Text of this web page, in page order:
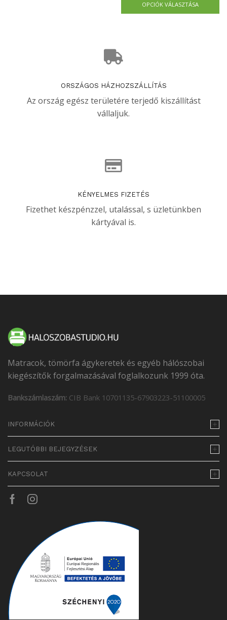
OPCIÓK VÁLASZTÁSA
ORSZÁGOS HÁZHOZSZÁLLÍTÁS
Az ország egész területére terjedő kiszállítást
vállaljuk.
KÉNYELMES FIZETÉS
Fizethet készpénzzel, utalással, s üzletünkben
kártyával is.
Matracok, tömörfa ágykeretek és egyéb hálószobai
kiegészítők forgalmazásával foglalkozunk 1999 óta.
Bankszámlaszám: CIB Bank 10701135-67903223-51100005
INFORMÁCIÓK
LEGUTÓBBI BEJEGYZÉSEK
KAPCSOLAT
FacebookInstagram